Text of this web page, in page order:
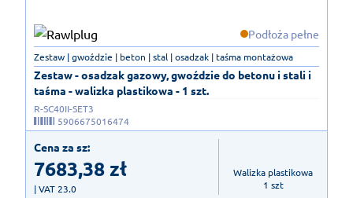
Podłoża pełne
Zestaw - osadzak gazowy, gwoździe do betonu i stali i
taśma - walizka plastikowa - 1 szt.
Zestaw | gwoździe | beton | stal | osadzak | taśma montażowa
R-SC40II-SET3
5906675016474
Cena za sz:
7683,38zł
| VAT 23.0
Walizka plastikowa
1 szt